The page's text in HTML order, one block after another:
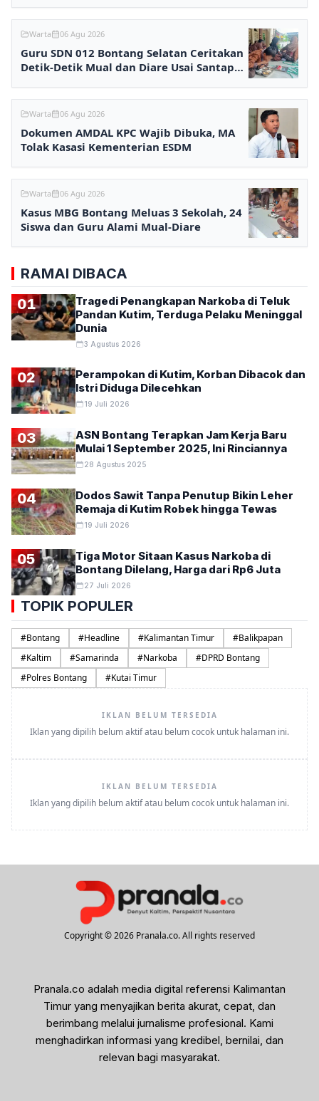
Warta 06 Agu 2026
Guru SDN 012 Bontang Selatan Ceritakan
Detik-Detik Mual dan Diare Usai Santap
Warta 06 Agu 2026
Dokumen AMDAL KPC Wajib Dibuka, MA
Tolak Kasasi Kementerian ESDM
Warta 06 Agu 2026
Kasus MBG Bontang Meluas 3 Sekolah, 24
Siswa dan Guru Alami Mual-Diare
RAMAI DIBACA
01
Tragedi Penangkapan Narkoba di Teluk
Pandan Kutim, Terduga Pelaku Meninggal
Dunia
3 Agustus 2026
02
Perampokan di Kutim, Korban Dibacok dan
Istri Diduga Dilecehkan
19 Juli 2026
03
ASN Bontang Terapkan Jam Kerja Baru
Mulai 1 September 2025, Ini Rinciannya
28 Agustus 2025
04
Dodos Sawit Tanpa Penutup Bikin Leher
Remaja di Kutim Robek hingga Tewas
19 Juli 2026
05
Tiga Motor Sitaan Kasus Narkoba di
Bontang Dilelang, Harga dari Rp6 Juta
27 Juli 2026
TOPIK POPULER
#Bontang #Headline #Kalimantan Timur #Balikpapan
#Kaltim #Samarinda #Narkoba #DPRD Bontang
#Polres Bontang #Kutai Timur
IKLAN BELUM TERSEDIA
Iklan yang dipilih belum aktif atau belum cocok untuk halaman ini.
IKLAN BELUM TERSEDIA
Iklan yang dipilih belum aktif atau belum cocok untuk halaman ini.
Copyright © 2026 Pranala.co. All rights reserved
Pranala.co adalah media digital referensi Kalimantan
Timur yang menyajikan berita akurat, cepat, dan
berimbang melalui jurnalisme profesional. Kami
menghadirkan informasi yang kredibel, bernilai, dan
relevan bagi masyarakat.